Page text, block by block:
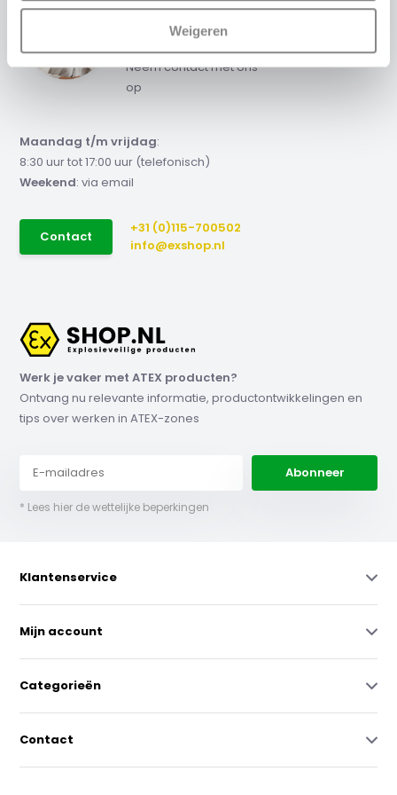
Weigeren
offerte nodig?
Neem contact met ons
op
Maandag t/m vrijdag:
8:30 uur tot 17:00 uur (telefonisch)
Weekend: via email
Contact
+31 (0)115-700502
info@exshop.nl
Werk je vaker met ATEX producten?
Ontvang nu relevante informatie, productontwikkelingen en
tips over werken in ATEX-zones
Abonneer
* Lees hier de wettelijke beperkingen
Klantenservice
Mijn account
Categorieën
Contact